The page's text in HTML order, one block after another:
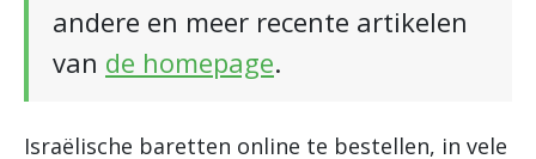
andere en meer recente artikelen
van de homepage.
Israëlische baretten online te bestellen, in vele